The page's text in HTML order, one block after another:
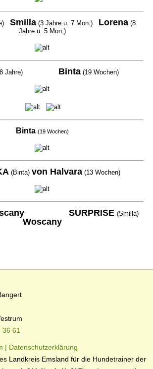
Smilla(3 Jahre u. 7 Mon.) Lorena(8
Jahre u. 5 Mon.)
Jahre) Binta (19 Wochen)
Binta (19 Wochen)
(Binta) von Halvara (13 Wochen)
SURPRISE (Smilla)
Woscany
36 61
| Datenschutzerklärung
Landkreis Emsland für die Hundetrainer der